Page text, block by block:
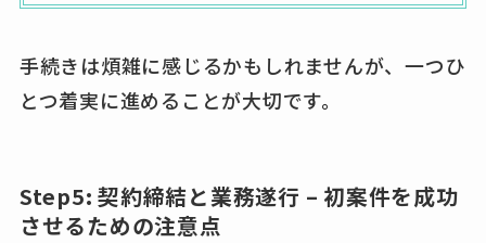
手続きは煩雑に感じるかもしれませんが、一つひ
とつ着実に進めることが大切です。
Step5: 契約締結と業務遂行 – 初案件を成功
させるための注意点